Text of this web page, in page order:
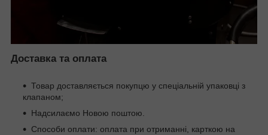
Доставка та оплата
Товар доставляється покупцю у спеціальній упаковці з
клапаном;
Надсилаємо Новою поштою.
Способи оплати: оплата при отриманні, карткою на